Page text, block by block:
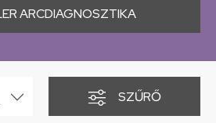
ARCDIAGNOSZTIKA
SZŰRŐ